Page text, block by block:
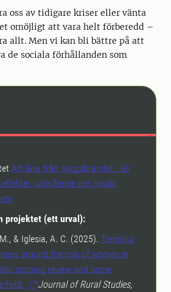
oss av tidigare kriser eller vänta
omöjligt att vara helt förberedd –
allt. Men vi kan bli bättre på att
de sociala förhållanden som
Att lära från skogsbränder - En
välmående och lokala
projektet (ett urval):
& Iglesia, A. C. (2025). Trending
around the role of women in
scoping review and some
field.
Journal of Rural Studies,